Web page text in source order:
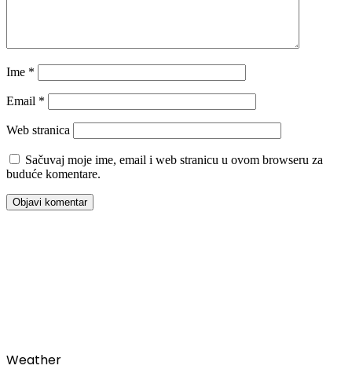
Ime *
Email *
Web stranica
Sačuvaj moje ime, email i web stranicu u ovom browseru za
buduće komentare.
Weather